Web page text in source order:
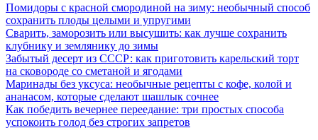
Помидоры с красной смородиной на зиму: необычный способ
сохранить плоды целыми и упругими
Сварить, заморозить или высушить: как лучше сохранить
клубнику и землянику до зимы
Забытый десерт из СССР: как приготовить карельский торт
на сковороде со сметаной и ягодами
Маринады без уксуса: необычные рецепты с кофе, колой и
ананасом, которые сделают шашлык сочнее
Как победить вечернее переедание: три простых способа
успокоить голод без строгих запретов